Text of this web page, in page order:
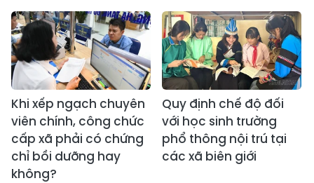
Khi xếp ngạch chuyên
viên chính, công chức
cấp xã phải có chứng
chỉ bồi dưỡng hay
không?
Quy định chế độ đối
với học sinh trường
phổ thông nội trú tại
các xã biên giới